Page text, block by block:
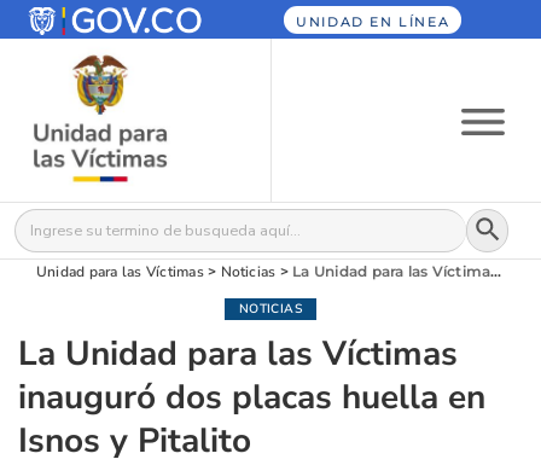
UNIDAD EN LÍNEA
Buscar: Botón
Unidad para las Víctimas> Noticias > La Unidad para las Víctimas inauguró dos placas huella en Isnos y Pitalito
NOTICIAS
La Unidad para las Víctimas
inauguró dos placas huella en
Isnos y Pitalito